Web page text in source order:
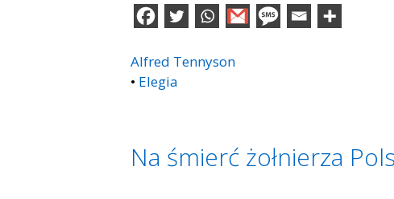
Alfred Tennyson
• Elegia
Na śmierć żołnierza